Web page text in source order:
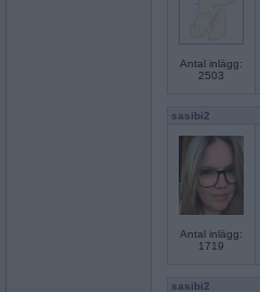
Antal inlägg:
2503
sasibi2
Antal inlägg:
1719
sasibi2